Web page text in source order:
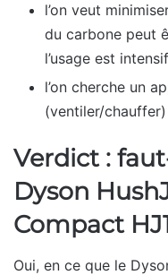
l’on veut
du carbone peut
l’usage est
l’on cherche un
(ventiler/
Verdict :
Dyson
Compact
Oui, en ce que le